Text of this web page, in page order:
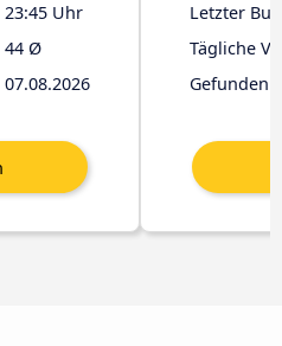
23:45 Uhr
44 Ø
07.08.2026
Letzter Bus
Tägliche
Gefunden